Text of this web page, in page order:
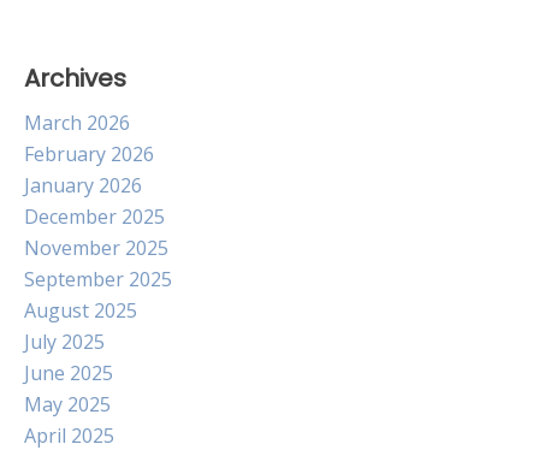
Archives
March 2026
February 2026
January 2026
December 2025
November 2025
September 2025
August 2025
July 2025
June 2025
May 2025
April 2025